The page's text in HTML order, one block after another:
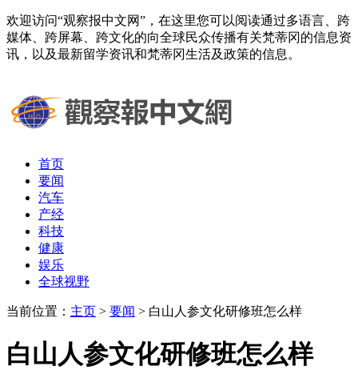
欢迎访问“观察报中文网”，在这里您可以阅读通过多语言、跨
媒体、跨屏幕、跨文化的向全球民众传播有关梵蒂冈的信息资
讯，以及最新留学资讯和梵蒂冈生活及政策的信息。
首页
要闻
汽车
产经
科技
健康
娱乐
全球视野
当前位置： 主页 > 要闻 > 白山人参文化研修班怎么样
白山人参文化研修班怎么样